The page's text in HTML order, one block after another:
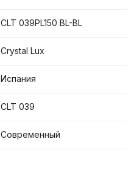
CLT 039PL150 BL-BL
Crystal Lux
Испания
CLT 039
Современный